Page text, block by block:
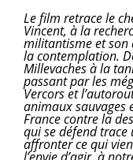
Le film retrace le
Vincent, à la
militantisme et son
la contemplation.
Millevaches à la
passant par les
Vercors et
animaux sauvages
France contre la
qui se défend
affronter ce qui